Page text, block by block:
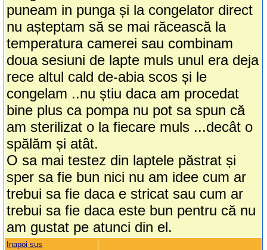
puneam in punga și la congelator direct
nu așteptam să se mai răcească la
temperatura camerei sau combinam
doua sesiuni de lapte muls unul era deja
rece altul cald de-abia scos și le
congelam ..nu știu daca am procedat
bine plus ca pompa nu pot sa spun că
am sterilizat o la fiecare muls ...decât o
spălăm și atât.
O sa mai testez din laptele păstrat și
sper sa fie bun nici nu am idee cum ar
trebui sa fie daca e stricat sau cum ar
trebui sa fie daca este bun pentru că nu
am gustat pe atunci din el.
Inapoi sus